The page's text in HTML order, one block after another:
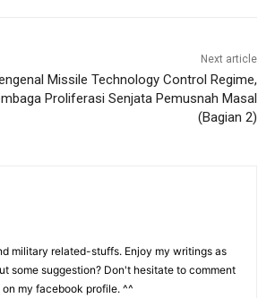
Next article
Missile Technology Control Regime,
Proliferasi Senjata Pemusnah Masal
(Bagian 2)
military related-stuffs. Enjoy my writings as
some suggestion? Don't hesitate to comment
my facebook profile. ^^